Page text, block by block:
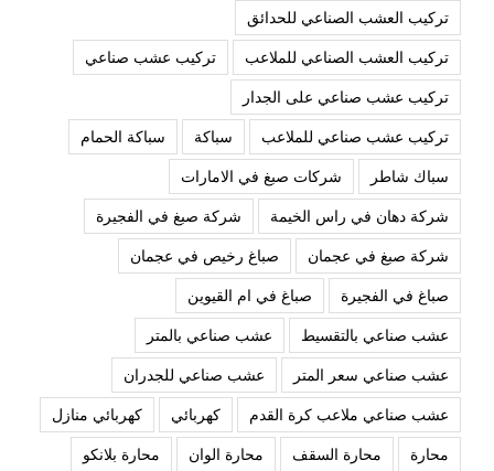
تركيب العشب الصناعي للحدائق
تركيب العشب الصناعي للملاعب
تركيب عشب صناعي
تركيب عشب صناعي على الجدار
تركيب عشب صناعي للملاعب
سباكة
سباكة الحمام
سباك شاطر
شركات صبغ في الامارات
شركة دهان في راس الخيمة
شركة صبغ في الفجيرة
شركة صبغ في عجمان
صباغ رخيص في عجمان
صباغ في الفجيرة
صباغ في ام القيوين
عشب صناعي بالتقسيط
عشب صناعي بالمتر
عشب صناعي سعر المتر
عشب صناعي للجدران
عشب صناعي ملاعب كرة القدم
كهربائي
كهربائي منازل
محارة
محارة السقف محارة الوان محارة بلانكو